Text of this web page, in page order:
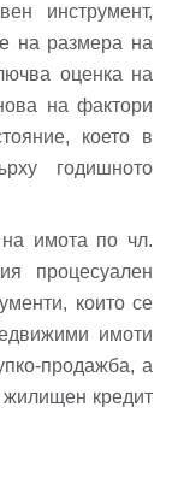
инструмент,
на размера на
оценка на
на фактори
което в
годишното
на имота по чл.
процесуален
които се
имоти
продажба, а
жилищен кредит